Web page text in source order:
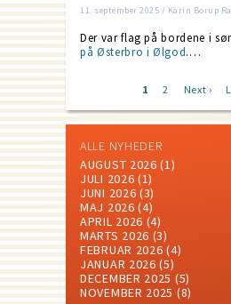
11. september 2025 / Karin Borup
Der var flag på bordene i
på Østerbro i Ølgod.…
Current
1 Page
2
Next
Next ›
ALLE NYHEDER
AUGUST 2026 (1)
JULI 2026 (1)
JUNI 2026 (3)
MAJ 2026 (4)
APRIL 2026 (4)
MARTS 2026 (3)
FEBRUAR 2026 (4)
JANUAR 2026 (5)
DECEMBER 2025 (5)
NOVEMBER 2025 (8)